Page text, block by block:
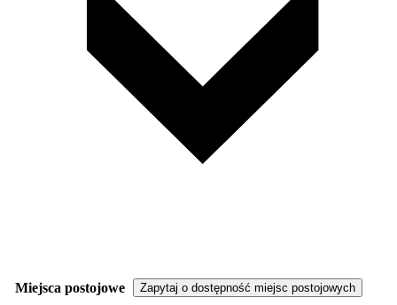
Miejsca postojowe Zapytaj o dostępność miejsc postojowych